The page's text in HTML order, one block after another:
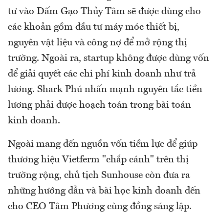
tư vào Dấm Gạo Thủy Tâm sẽ được dùng cho
các khoản gồm đầu tư máy móc thiết bị,
nguyên vật liệu và công nợ để mở rộng thị
trường. Ngoài ra, startup không được dùng vốn
để giải quyết các chi phí kinh doanh như trả
lương. Shark Phú nhấn mạnh nguyên tắc tiền
lương phải được hoạch toán trong bài toán
kinh doanh.
Ngoài mang đến nguồn vốn tiềm lực để giúp
thương hiệu Vietferm "chắp cánh" trên thị
trường rộng, chủ tịch Sunhouse còn đưa ra
những hướng dẫn và bài học kinh doanh đến
cho CEO Tâm Phương cùng đồng sáng lập.